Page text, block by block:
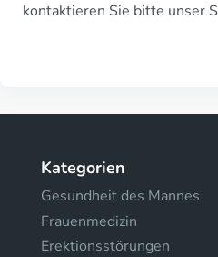
kontaktieren Sie bitte unser
Kategorien
Gesundheit des Mannes
Frauenmedizin
Erektionsstörungen